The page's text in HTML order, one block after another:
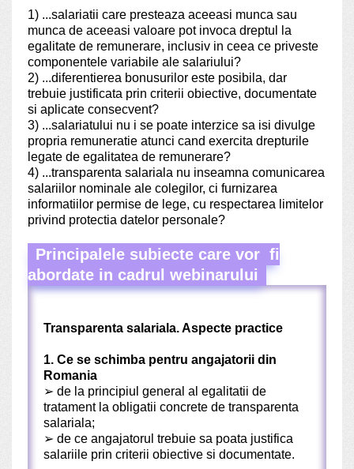
1) ...salariatii care presteaza aceeasi munca sau
munca de aceeasi valoare pot invoca dreptul la
egalitate de remunerare, inclusiv in ceea ce priveste
componentele variabile ale salariului?
2) ...diferentierea bonusurilor este posibila, dar
trebuie justificata prin criterii obiective, documentate
si aplicate consecvent?
3) ...salariatului nu i se poate interzice sa isi divulge
propria remuneratie atunci cand exercita drepturile
legate de egalitatea de remunerare?
4) ...transparenta salariala nu inseamna comunicarea
salariilor nominale ale colegilor, ci furnizarea
informatiilor permise de lege, cu respectarea limitelor
privind protectia datelor personale?
Principalele subiecte care vor fi
abordate in cadrul webinarului
Transparenta salariala. Aspecte practice
1. Ce se schimba pentru angajatorii din
Romania
➢ de la principiul general al egalitatii de
tratament la obligatii concrete de transparenta
salariala;
➢ de ce angajatorul trebuie sa poata justifica
salariile prin criterii obiective si documentate.